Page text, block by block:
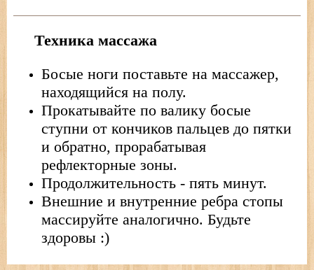
Техника массажа
Босые ноги поставьте на массажер,
находящийся на полу.
Прокатывайте по валику босые
ступни от кончиков пальцев до пятки
и обратно, прорабатывая
рефлекторные зоны.
Продолжительность - пять минут.
Внешние и внутренние ребра стопы
массируйте аналогично. Будьте
здоровы :)